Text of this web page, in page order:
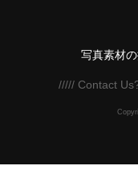
写真素材
///// Contact